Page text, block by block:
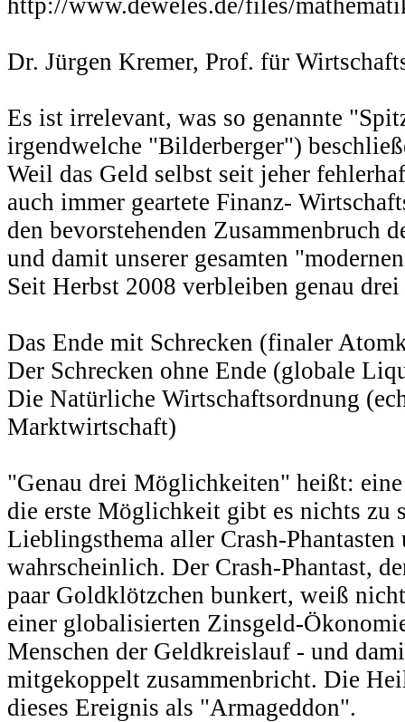
Dr. Jürgen Kremer, Prof. für
Es ist irrelevant, was so genannte
irgendwelche "Bilderberger")
Weil das Geld selbst seit jeher
auch immer geartete Finanz-
den bevorstehenden Zusammenbruch
und damit unserer gesamten
Seit Herbst 2008 verbleiben genau
Das Ende mit Schrecken (finaler
Der Schrecken ohne Ende (globale
Die Natürliche Wirtschaftsordnung
Marktwirtschaft)
"Genau drei Möglichkeiten" heißt:
die erste Möglichkeit gibt es nichts zu
Lieblingsthema aller Crash-
wahrscheinlich. Der Crash-Phantast,
paar Goldklötzchen bunkert, weiß
einer globalisierten Zinsgeld-
Menschen der Geldkreislauf - und
mitgekoppelt zusammenbricht. Die
dieses Ereignis als "Armageddon".